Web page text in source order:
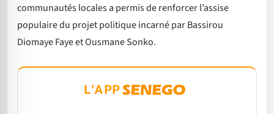
communautés locales a permis de renforcer l’assise
populaire du projet politique incarné par Bassirou
Diomaye Faye et Ousmane Sonko.
L'APP